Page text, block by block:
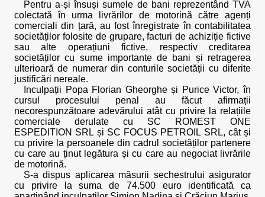
Pentru a-și însuși sumele de bani reprezentând TVA
colectată în urma livrărilor de motorină către agenți
comerciali din țară, au fost înregistrate în contabilitatea
societăților folosite de grupare, facturi de achiziție fictive
sau alte operațiuni fictive, respectiv creditarea
societăților cu sume importante de bani și retragerea
ulterioară de numerar din conturile societății cu diferite
justificări nereale.
Inculpații Popa Florian Gheorghe și Purice Victor, în
cursul procesului penal au făcut afirmații
necorespunzătoare adevărului atât cu privire la relațiile
comerciale derulate cu SC ROMEST ONE
ESPEDITION SRL și SC FOCUS PETROIL SRL, cât și
cu privire la persoanele din cadrul societăților partenere
cu care au ținut legătura și cu care au negociat livrările
de motorină.
S-a dispus aplicarea măsurii sechestrului asigurator
cu privire la suma de 74.500 euro identificată ca